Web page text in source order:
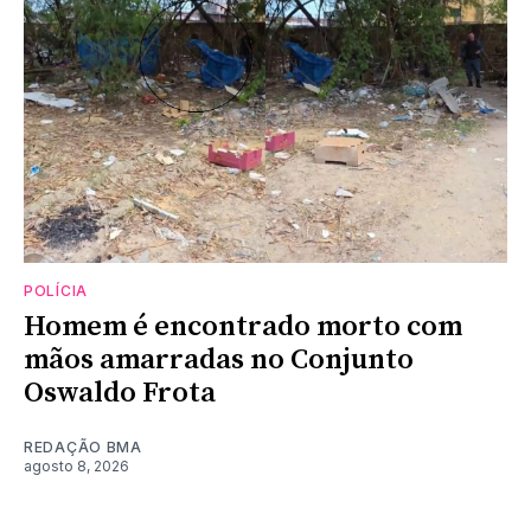
POLÍCIA
Homem é encontrado morto com
mãos amarradas no Conjunto
Oswaldo Frota
REDAÇÃO BMA
agosto 8, 2026